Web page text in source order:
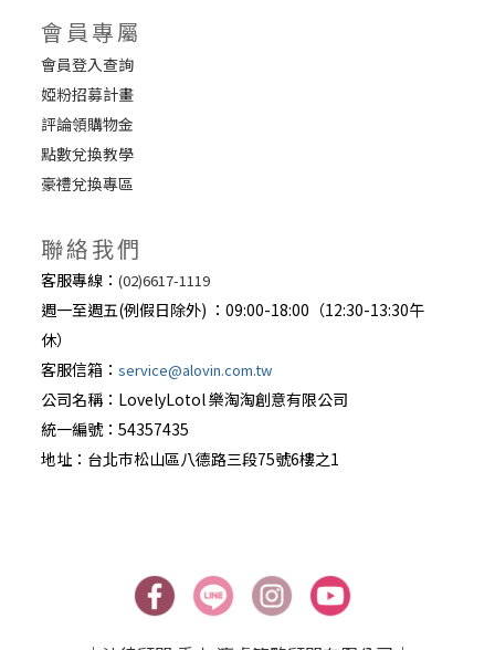
會員專屬
會員登入查詢
婭粉招募計畫
評論領購物金
點數兌換教學
豪禮兌換專區
聯絡我們
客服專線： (02)6617-1119
週一至週五(例假日除外) ：09:00-18:00（12:30-13:30午
休）
客服信箱： service@alovin.com.tw
公司名稱：LovelyLotol 樂淘淘創意有限公司
統一編號：54357435
地址：台北巿松山區八德路三段75號6樓之1